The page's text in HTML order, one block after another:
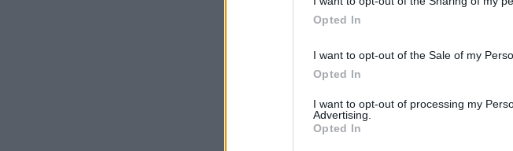
Opted In
I want to opt-out of the Sale of my
Opted In
I want to opt-out of processing my
Advertising.
Opted In